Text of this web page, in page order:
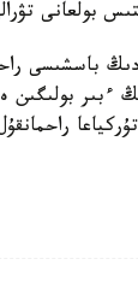
باسشىسى
ءبىر بولىگىن